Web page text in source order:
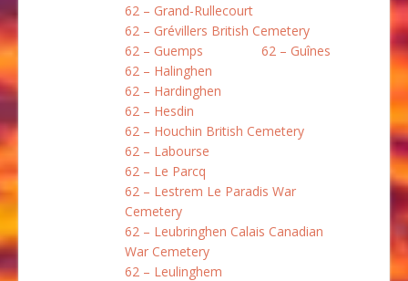
62 – Grand-Rullecourt
62 – Grévillers British Cemetery
62 – Guemps
62 – Guînes
62 – Halinghen
62 – Hardinghen
62 – Hesdin
62 – Houchin British Cemetery
62 – Labourse
62 – Le Parcq
62 – Lestrem Le Paradis War
Cemetery
62 – Leubringhen Calais Canadian
War Cemetery
62 – Leulinghem